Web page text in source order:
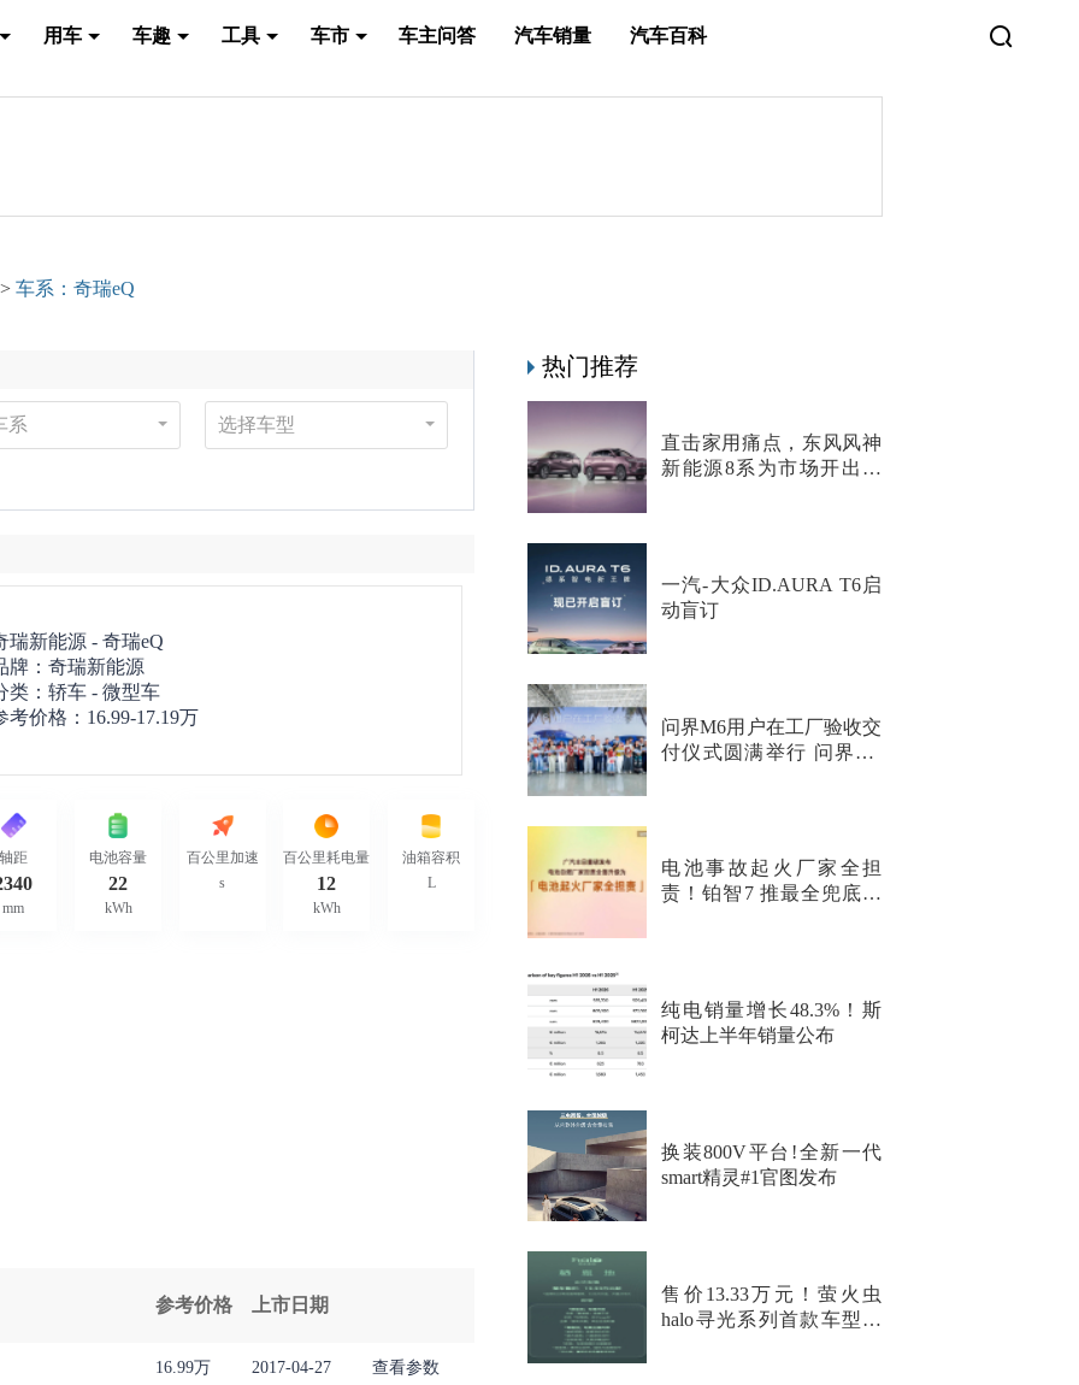
用车 车趣 工具 车市 车主问答 汽车销量 汽车百科
车系：奇瑞eQ
系 选择车型
瑞新能源 - 奇瑞eQ
牌： 奇瑞新能源
类：轿车 - 微型车
考价格： 16.99-17.19万
轴距
mm
电池容量
22
kWh
百公里加速
s
百公里耗电量
12
kWh
油箱容积
L
参考价格 上市日期
16.99万 2017-04-27 查看参数
热门推荐
直击家用痛点，东风风神
新能源8系为市场开出两
一汽-大众ID.AURA T6启
动盲订
问界M6用户在工厂验收交
付仪式圆满举行 问界M6
电池事故起火厂家全担
责！铂智7 推最全兜底行
纯电销量增长48.3%！斯
柯达上半年销量公布
换装800V平台!全新一代
smart精灵#1官图发布
售价13.33万元！萤火虫
halo寻光系列首款车型上